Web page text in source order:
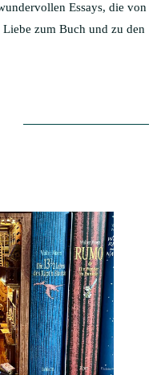
Essays, die von
zum Buch und zu den